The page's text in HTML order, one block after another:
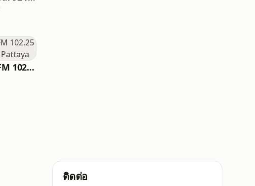
onairPLUS | FM 102.25 Dongtan Beach Pattaya
ติดต่อ